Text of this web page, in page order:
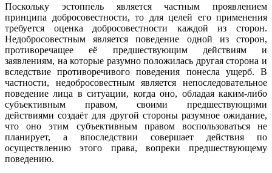
Поскольку эстоппель является частным проявлением
принципа добросовестности, то для целей его применения
требуется оценка добросовестности каждой из сторон.
Недобросовестным является поведение одной из сторон,
противоречащее её предшествующим действиям и
заявлениям, на которые разумно положилась другая сторона и
вследствие противоречивого поведения понесла ущерб. В
частности, недобросовестным является непоследовательное
поведение лица в ситуации, когда оно, обладая каким-либо
субъективным правом, своими предшествующими
действиями создаёт для другой стороны разумное ожидание,
что оно этим субъективным правом воспользоваться не
планирует, а впоследствии совершает действия по
осуществлению этого права, вопреки предшествующему
поведению.